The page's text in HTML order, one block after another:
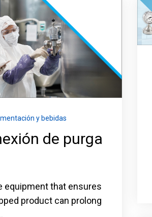
funcionamiento con
y bebidas
de purga
equipment that ensures
product can prolong